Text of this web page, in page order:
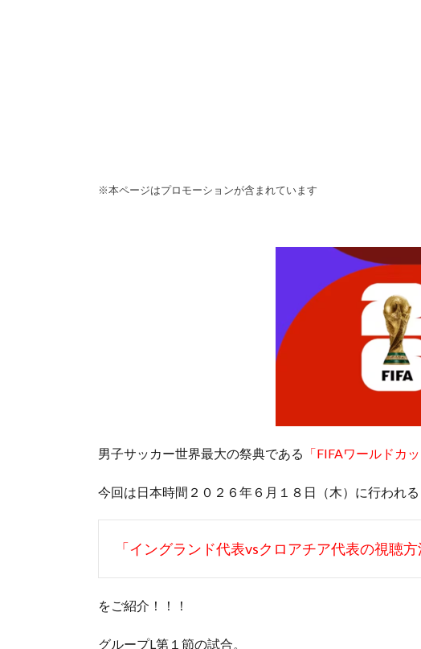
※本ページはプロモーションが含まれています
男子サッカー世界最大の祭典である 「FIFAワールドカ
今回は日本時間２０２６年６月１８日（木）に行われる
「イングランド代表vsクロアチア代表の視聴方
をご紹介！！！
グループL第１節の試合。